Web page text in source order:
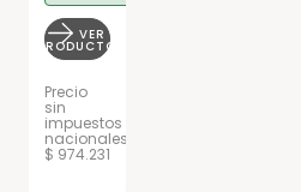
VER
PRODUCTO
Precio
sin
impuestos
nacionales
$ 974.231